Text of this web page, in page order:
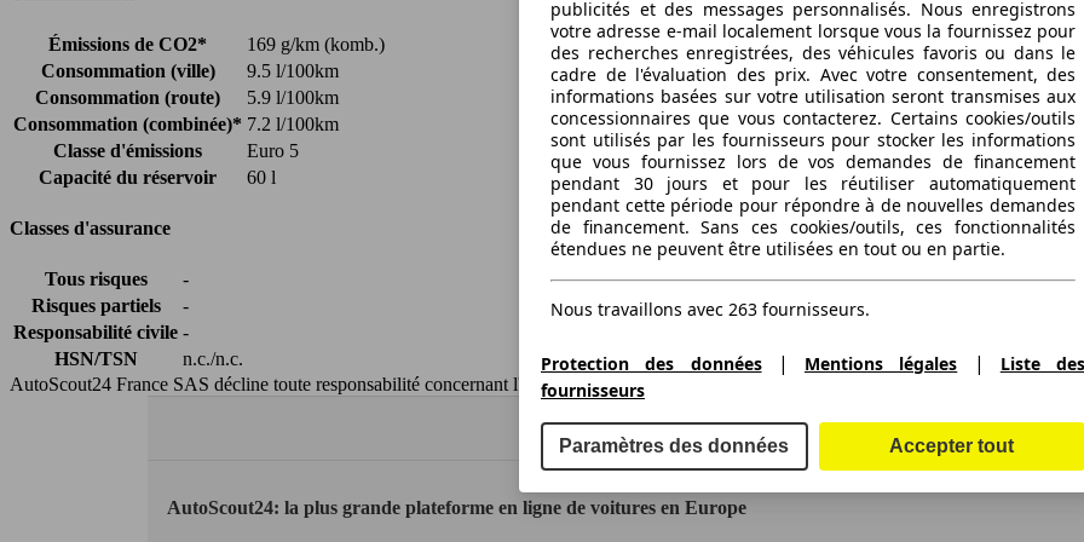
Émissions de CO2*
169 g/km (komb.)
Consommation (ville)
9.5 l/100km
Consommation (route)
5.9 l/100km
Consommation (combinée)* 7.2 l/100km
Classe d'émissions
Euro 5
Capacité du réservoir
60 l
Classes d'assurance
Tous risques
-
Risques partiels
-
Responsabilité civile -
HSN/TSN
n.c./n.c.
AutoScout24 France SAS décline toute responsabilité concernant l''exactitude des indications fournies.
AutoScout24: la plus grande plateforme en ligne de voitures en Europe
publicités et des messages personnalisés. Nous enregistrons
votre adresse e-mail localement lorsque vous la fournissez pour
des recherches enregistrées, des véhicules favoris ou dans le
cadre de l'évaluation des prix. Avec votre consentement, des
informations basées sur votre utilisation seront transmises aux
concessionnaires que vous contacterez. Certains cookies/outils
sont utilisés par les fournisseurs pour stocker les informations
que vous fournissez lors de vos demandes de financement
pendant 30 jours et pour les réutiliser automatiquement
pendant cette période pour répondre à de nouvelles demandes
de financement. Sans ces cookies/outils, ces fonctionnalités
étendues ne peuvent être utilisées en tout ou en partie.
Nous travaillons avec 263 fournisseurs.
Protection des données| Mentions légales |
Liste des
fournisseurs
Paramètres des données Accepter tout